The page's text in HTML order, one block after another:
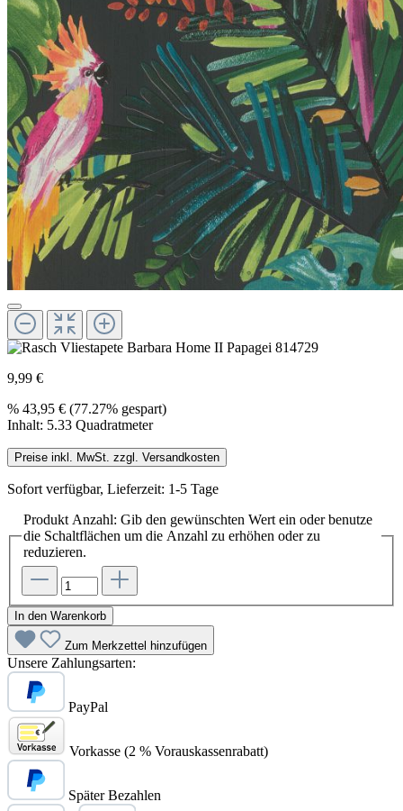
9,99 €
% 43,95 € (77.27% gespart)
Inhalt: 5.33 Quadratmeter
Preise inkl. MwSt. zzgl. Versandkosten
Sofort verfügbar, Lieferzeit: 1-5 Tage
Produkt Anzahl: Gib den gewünschten Wert ein oder benutze
die Schaltflächen um die Anzahl zu erhöhen oder zu
reduzieren.
In den Warenkorb
Zum Merkzettel hinzufügen
Unsere Zahlungsarten:
PayPal
Vorkasse (2 % Vorauskassenrabatt)
Später Bezahlen